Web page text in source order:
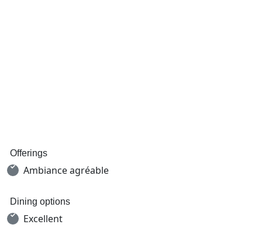
Offerings
Ambiance agréable
Dining options
Excellent